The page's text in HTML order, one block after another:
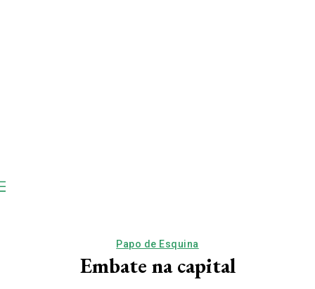
Papo de Esquina
Embate na capital